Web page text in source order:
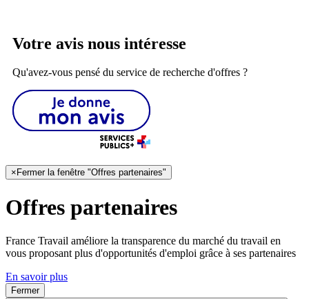
Votre avis nous intéresse
Qu'avez-vous pensé du service de recherche d'offres ?
× Fermer la fenêtre "Offres partenaires"
Offres partenaires
France Travail améliore la transparence du marché du travail en
vous proposant plus d'opportunités d'emploi grâce à ses partenaires
En savoir plus
Fermer